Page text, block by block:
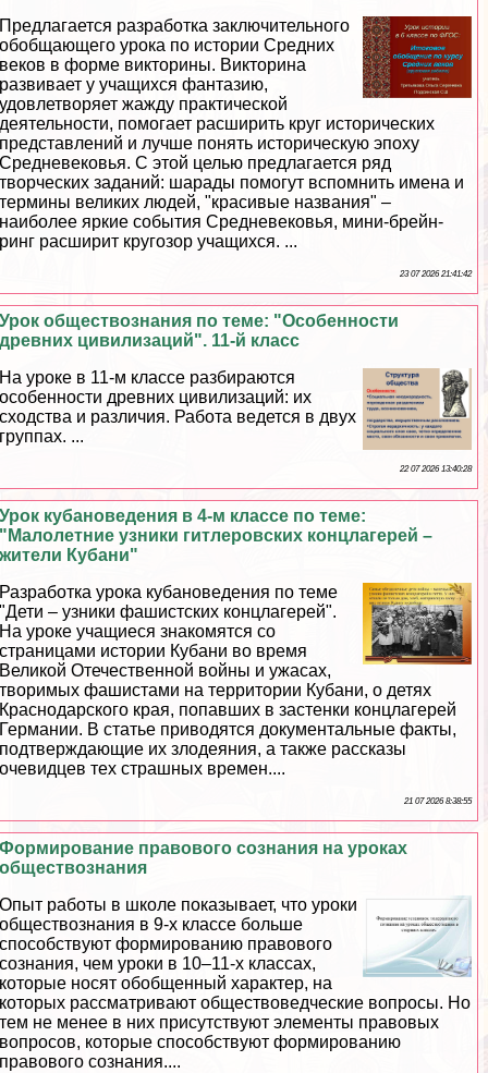
Предлагается разработка заключительного
обобщающего урока по истории Средних
веков в форме викторины. Викторина
развивает у учащихся фантазию,
удовлетворяет жажду пpaктической
деятельности, помогает расширить круг исторических
представлений и лучше понять историческую эпоху
Средневековья. С этой целью предлагается ряд
творческих заданий: шарады помогут вспомнить имена и
термины великих людей, "красивые названия" –
наиболее яркие события Cредневековья, мини-брейн-
ринг расширит кругозор учащихся. ...
23 07 2026 21:41:42
Урок обществознания по теме: "Особенности
древних цивилизаций". 11-й класс
На уроке в 11-м классе разбираются
особенности древних цивилизаций: их
сходства и различия. Работа ведется в двух
группах. ...
22 07 2026 13:40:28
Урок кубановедения в 4-м классе по теме:
"Малолетние узники гитлеровских концлагерей –
жители Кубани"
Разработка урока кубановедения по теме
"Дети – узники фашистских концлагерей".
На уроке учащиеся знакомятся со
страницами истории Кубани во время
Великой Отечественной войны и ужасах,
творимых фашистами на территории Кубани, о детях
Краснодарского края, попавших в застенки концлагерей
Германии. В статье приводятся документальные факты,
подтверждающие их злодеяния, а также рассказы
очевидцев тех страшных времен....
21 07 2026 8:38:55
Формирование правового сознания на уроках
обществознания
Опыт работы в школе показывает, что уроки
обществознания в 9-х классе больше
способствуют формированию правового
сознания, чем уроки в 10–11-х классах,
которые носят обобщенный хаpaктер, на
которых рассматривают обществоведческие вопросы. Но
тем не менее в них присутствуют элементы правовых
вопросов, которые способствуют формированию
правового сознания....